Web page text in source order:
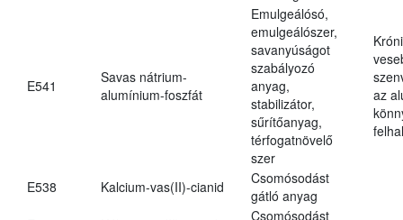
E541
Savas nátrium-
alumínium-foszfát
Emulgeálósó,
emulgeálószer,
savanyúságot
szabályozó
anyag,
stabilizátor,
sűrítőanyag,
térfogatnövelő
szer
az
E538 Kalcium-vas(II)-cianid
Csomósodást
gátló anyag
Csomósodást